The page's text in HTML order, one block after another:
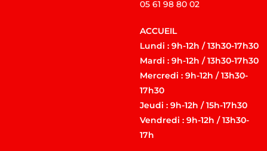
05 61 98 80 02
ACCUEIL
Lundi : 9h-12h / 13h30-17h30
Mardi : 9h-12h / 13h30-17h30
Mercredi : 9h-12h / 13h30-
17h30
Jeudi : 9h-12h / 15h-17h30
Vendredi : 9h-12h / 13h30-
17h